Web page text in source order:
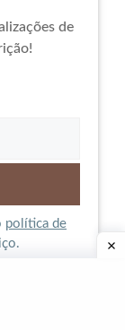
de
política de